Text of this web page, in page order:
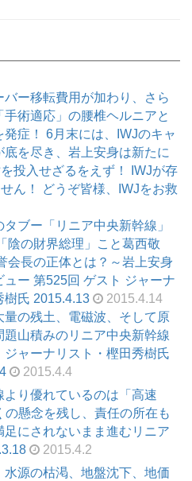
バー移転費用が加わり、さら
手術適応」の腰椎ヘルニアと
発症！ 6月末には、IWJのキャ
底を尽き、岩上安身は新たに
投入せざるをえず！ IWJが存
ん！ どうぞ皆様、IWJをお救
ブー「リニア中央新幹線」
陰の財界総理」こと葛西敬
会長の正体とは？～岩上安身
ュー 第525回 ゲスト ジャーナ
樹氏 2015.4.13
2015.4.14
量の残土、電磁波、そして原
山積みのリニア中央新幹線
ジャーナリスト・樫田秀樹氏
2015.4.4
より優れているのは「高速
の懸念を残し、責任の所在も
足にされないまま進むリニア
2015.4.2
水源の枯渇、地盤沈下、地価